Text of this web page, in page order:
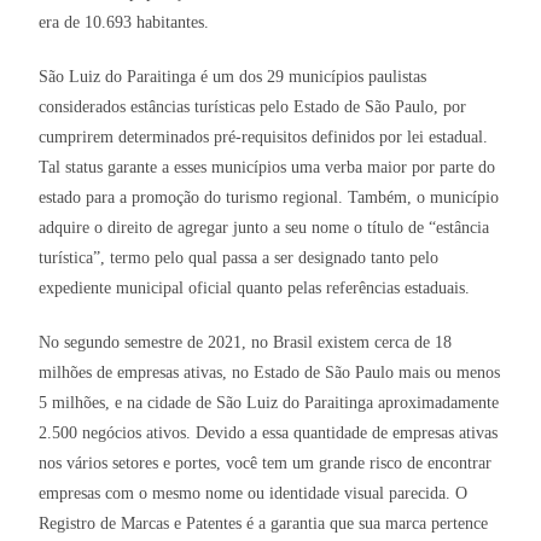
era de 10.693 habitantes.
São Luiz do Paraitinga é um dos 29 municípios paulistas
considerados estâncias turísticas pelo Estado de São Paulo, por
cumprirem determinados pré-requisitos definidos por lei estadual.
Tal status garante a esses municípios uma verba maior por parte do
estado para a promoção do turismo regional. Também, o município
adquire o direito de agregar junto a seu nome o título de “estância
turística”, termo pelo qual passa a ser designado tanto pelo
expediente municipal oficial quanto pelas referências estaduais.
No segundo semestre de 2021, no Brasil existem cerca de 18
milhões de empresas ativas, no Estado de São Paulo mais ou menos
5 milhões, e na cidade de São Luiz do Paraitinga aproximadamente
2.500 negócios ativos. Devido a essa quantidade de empresas ativas
nos vários setores e portes, você tem um grande risco de encontrar
empresas com o mesmo nome ou identidade visual parecida. O
Registro de Marcas e Patentes é a garantia que sua marca pertence